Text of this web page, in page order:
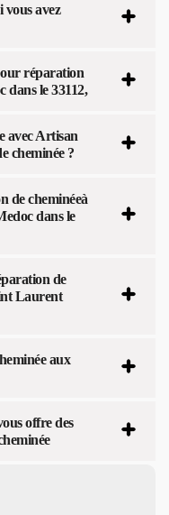
vous avez
réparation
dans le 33112,
avec Artisan
cheminée ?
de cheminéeà
dans le
de
Laurent
aux
offre des